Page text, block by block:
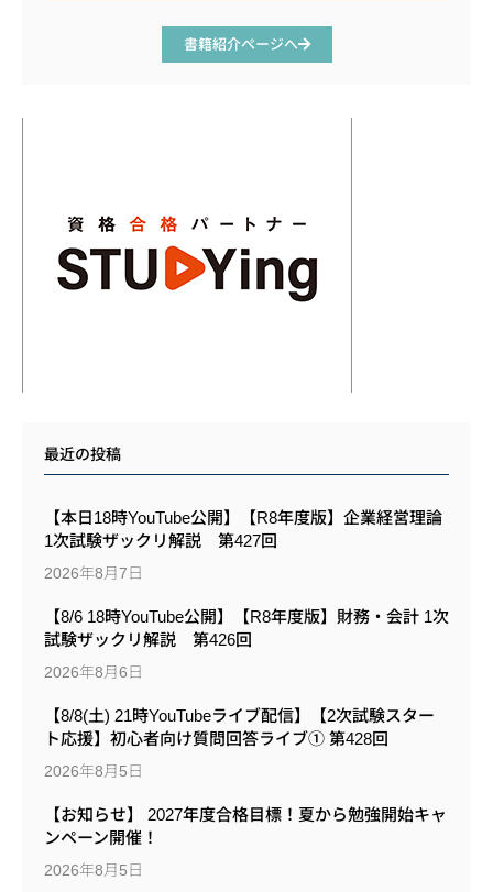
書籍紹介ページへ
最近の投稿
【本日18時YouTube公開】【R8年度版】企業経営理論
1次試験ザックリ解説 第427回
2026年8月7日
【8/6 18時YouTube公開】【R8年度版】財務・会計 1次
試験ザックリ解説 第426回
2026年8月6日
【8/8(土) 21時YouTubeライブ配信】【2次試験スター
ト応援】初心者向け質問回答ライブ① 第428回
2026年8月5日
【お知らせ】 2027年度合格目標！夏から勉強開始キャ
ンペーン開催！
2026年8月5日